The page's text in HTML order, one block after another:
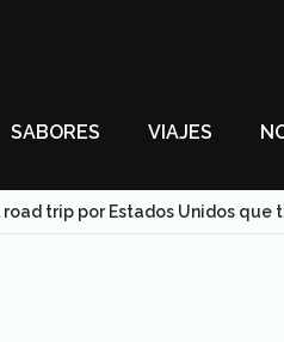
SABORES VIAJES
road trip por Estados Unidos que